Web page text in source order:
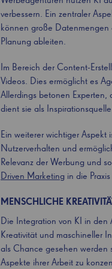
verbessern. Ein zentraler
können große Datenmengen
Planung ableiten.
Im Bereich der Content-
Videos. Dies ermöglicht es
Allerdings betonen Experten,
dient sie als
Ein weiterer wichtiger Aspekt
Nutzerverhalten und
Relevanz der Werbung und
Driven Marketing in die
MENSCHLICHE
Die Integration von KI in den
Kreativität und maschineller
als Chance gesehen werden
Aspekte ihrer Arbeit zu